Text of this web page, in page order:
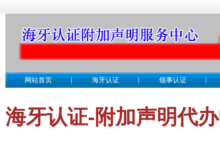
网站首页 海牙认证 领事认证
海牙认证-附加声明代